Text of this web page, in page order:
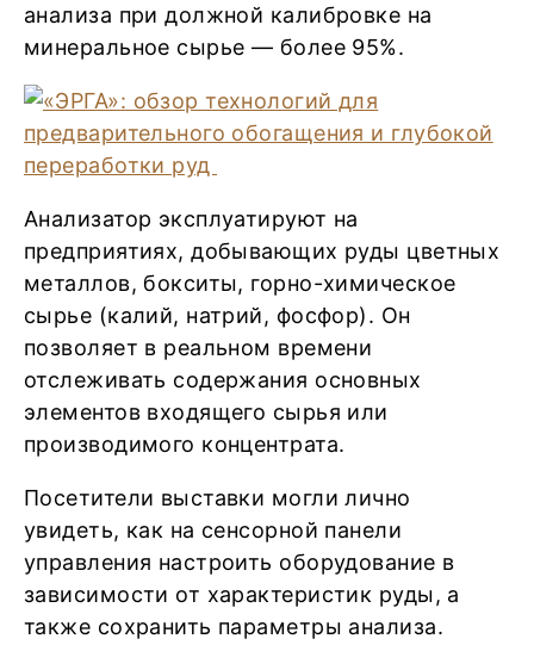
анализа при должной калибровке на
минеральное сырье — более 95%.
Анализатор эксплуатируют на
предприятиях, добывающих руды цветных
металлов, бокситы, горно-химическое
сырье (калий, натрий, фосфор). Он
позволяет в реальном времени
отслеживать содержания основных
элементов входящего сырья или
производимого концентрата.
Посетители выставки могли лично
увидеть, как на сенсорной панели
управления настроить оборудование в
зависимости от характеристик руды, а
также сохранить параметры анализа.